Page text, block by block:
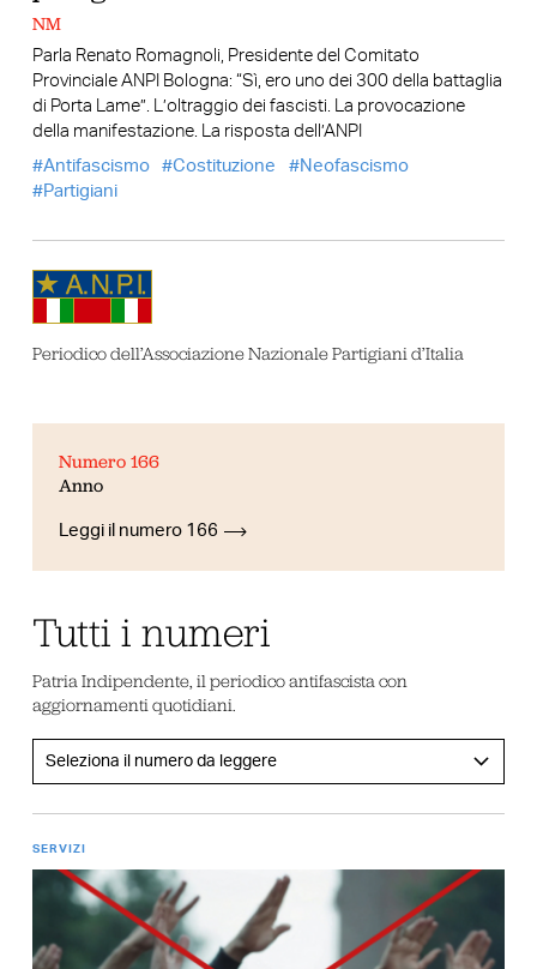
NM
Parla Renato Romagnoli, Presidente del Comitato
Provinciale ANPI Bologna: “Sì, ero uno dei 300 della battaglia
di Porta Lame”. L’oltraggio dei fascisti. La provocazione
della manifestazione. La risposta dell’ANPI
Antifascismo
Costituzione
Neofascismo
Partigiani
Periodico dell’Associazione Nazionale Partigiani d’Italia
Numero 166
Anno
Leggi il numero 166
Tutti i numeri
Patria Indipendente, il periodico antifascista con
aggiornamenti quotidiani.
SERVIZI